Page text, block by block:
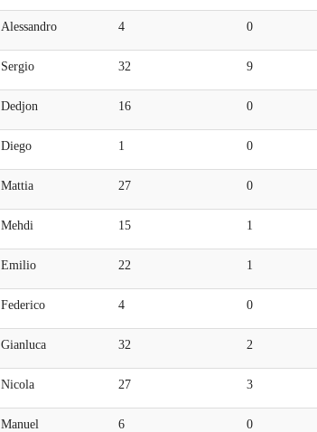
Alessandro 4 0
Sergio 32 9
Dedjon 16 0
Diego 1 0
Mattia 27 0
Mehdi 15 1
Emilio 22 1
Federico 4 0
Gianluca 32 2
Nicola 27 3
Manuel 6 0